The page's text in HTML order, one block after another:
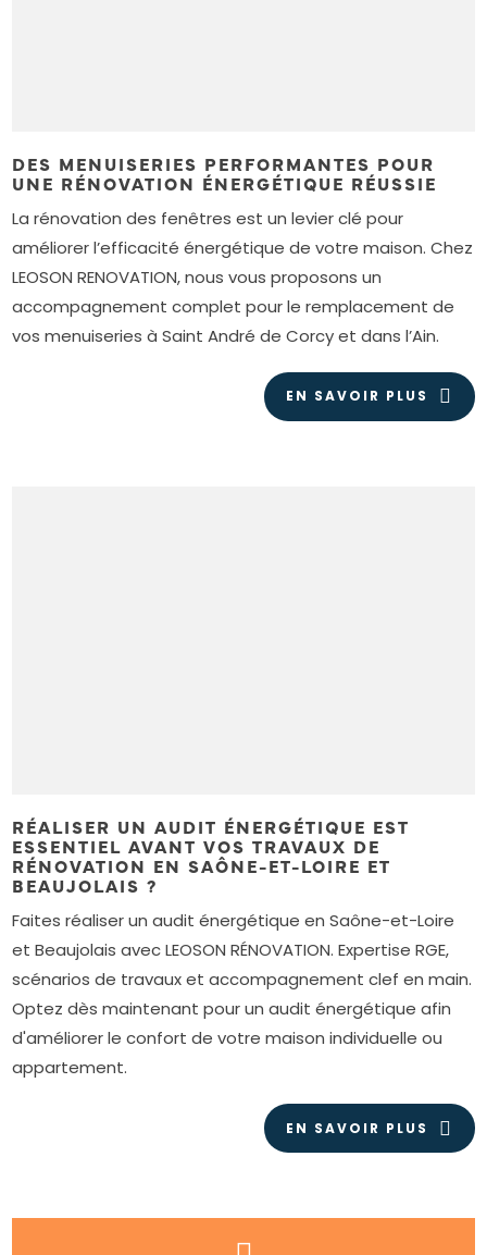
DES MENUISERIES PERFORMANTES POUR
UNE RÉNOVATION ÉNERGÉTIQUE RÉUSSIE
La rénovation des fenêtres est un levier clé pour
améliorer l’efficacité énergétique de votre maison. Chez
LEOSON RENOVATION, nous vous proposons un
accompagnement complet pour le remplacement de
vos menuiseries à Saint André de Corcy et dans l’Ain.
EN SAVOIR PLUS
RÉALISER UN AUDIT ÉNERGÉTIQUE EST
ESSENTIEL AVANT VOS TRAVAUX DE
RÉNOVATION EN SAÔNE-ET-LOIRE ET
BEAUJOLAIS ?
Faites réaliser un audit énergétique en Saône-et-Loire
et Beaujolais avec LEOSON RÉNOVATION. Expertise RGE,
scénarios de travaux et accompagnement clef en main.
Optez dès maintenant pour un audit énergétique afin
d'améliorer le confort de votre maison individuelle ou
appartement.
EN SAVOIR PLUS